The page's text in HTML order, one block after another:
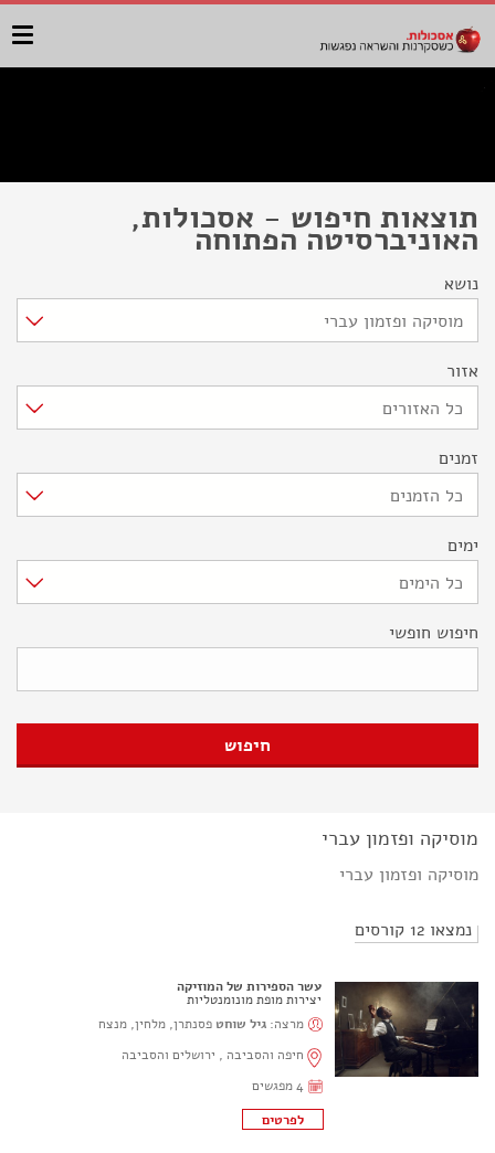
תוצאות חיפוש - אסכולות,
האוניברסיטה הפתוחה
נושא
מוסיקה ופזמון עברי
אזור
כל האזורים
זמנים
כל הזמנים
ימים
כל הימים
חיפוש חופשי
מוסיקה ופזמון עברי
מוסיקה ופזמון עברי
נמצאו 12 קורסים
עשר הספירות של המוזיקה
יצירות מופת מונומנטליות
מרצה: גיל שוחט פסנתרן, מלחין, מנצח
חיפה והסביבה , ירושלים והסביבה
4 מפגשים